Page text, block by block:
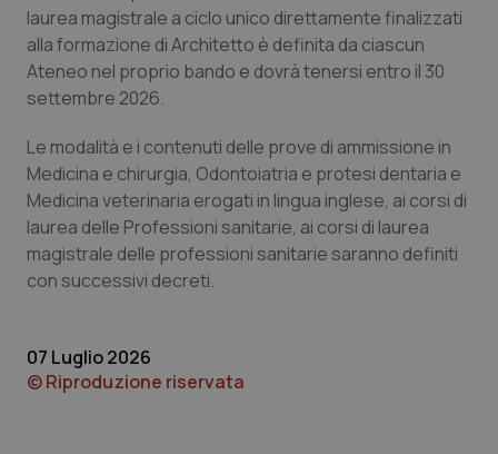
Provincia Autonoma di Bolzano
Provincia Autonoma di Trento
Puglia
Sardegna
Sicilia
Umbria
Infezioni & Febbre
Ipertensione & Scompenso
Malattie rare
Malattia di Crohn & Rettocolite Ulcerosa
Neuroscienze & patologie neurodegenerative
Oftalmologia
laurea magistrale a ciclo unico direttamente finalizzati
alla formazione di Architetto è definita da ciascun
Ateneo nel proprio bando e dovrà tenersi entro il 30
settembre 2026.
Le modalità e i contenuti delle prove di ammissione in
Medicina e chirurgia, Odontoiatria e protesi dentaria e
Medicina veterinaria erogati in lingua inglese, ai corsi di
laurea delle Professioni sanitarie, ai corsi di laurea
magistrale delle professioni sanitarie saranno definiti
con successivi decreti.
07 Luglio 2026
© Riproduzione riservata